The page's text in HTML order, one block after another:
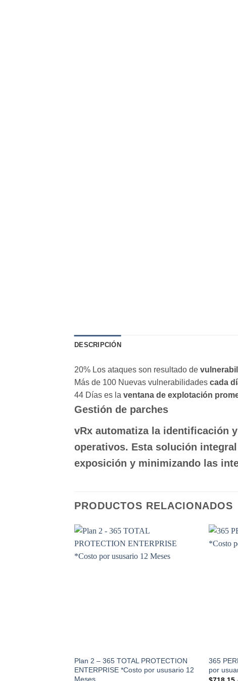
DESCRIPCIÓN
20% Los ataques son resultado de
Más de 100 Nuevas vulnerabilidades cada
44 Días es la ventana de explotación
Gestión de parches
vRx automatiza la identificación
operativos. Esta solución
exposición y minimizando las
PRODUCTOS RELACIONADOS
Plan 2 – 365 TOTAL PROTECTION
ENTERPRISE *Costo por ususario 12
Meses
365
por